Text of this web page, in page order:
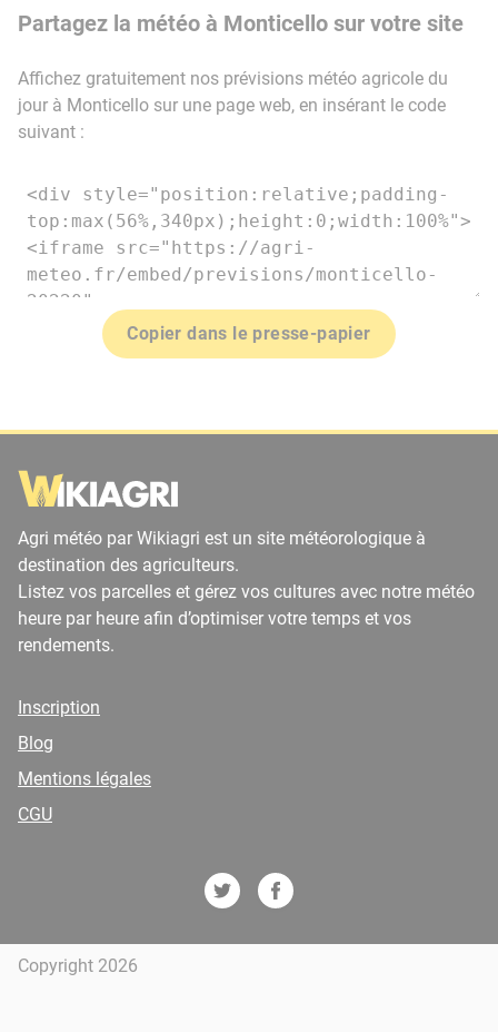
Partagez la météo à Monticello sur votre site
Affichez gratuitement nos prévisions météo agricole du
jour à Monticello sur une page web, en insérant le code
suivant :
Copier dans le presse-papier
Agri météo par Wikiagri est un site météorologique à
destination des agriculteurs.
Listez vos parcelles et gérez vos cultures avec notre météo
heure par heure afin d’optimiser votre temps et vos
rendements.
Inscription
Blog
Mentions légales
CGU
Copyright 2026